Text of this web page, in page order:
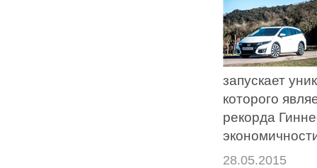
запускает
которого
рекорда
28.05.2015